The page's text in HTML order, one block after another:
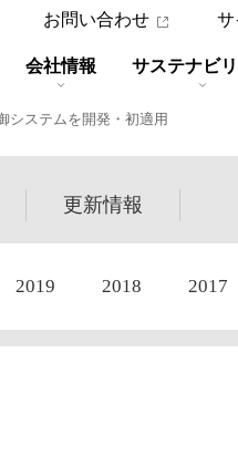
会社情報 サステナビ
お問い合わせ サ
システムを開発・初適用
更新情報
2019 2018 2017